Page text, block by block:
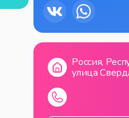
Россия,
улица